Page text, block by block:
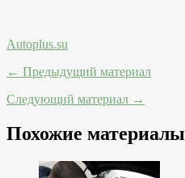
Autoplus.su
← Предыдущий материал
Следующий материал →
Похожие материалы